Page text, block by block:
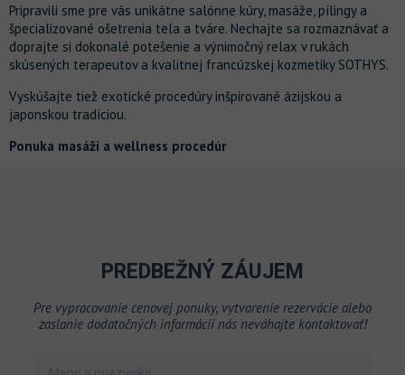
Pripravili sme pre vás unikátne salónne kúry, masáže, pílingy a
špecializované ošetrenia tela a tváre. Nechajte sa rozmaznávať a
doprajte si dokonalé potešenie a výnimočný relax v rukách
skúsených terapeutov a kvalitnej francúzskej kozmetiky SOTHYS.
Vyskúšajte tiež exotické procedúry inšpirované ázijskou a
japonskou tradíciou.
Ponuka masáži a wellness procedúr
PREDBEŽNÝ ZÁUJEM
Pre vypracovanie cenovej ponuky, vytvorenie rezervácie alebo
zaslanie dodatočných informácií nás neváhajte kontaktovať!